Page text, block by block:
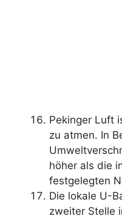
Pekinger Luft
zu atmen. In
höher als die
festgelegten
Die lokale U-
zweiter Stelle